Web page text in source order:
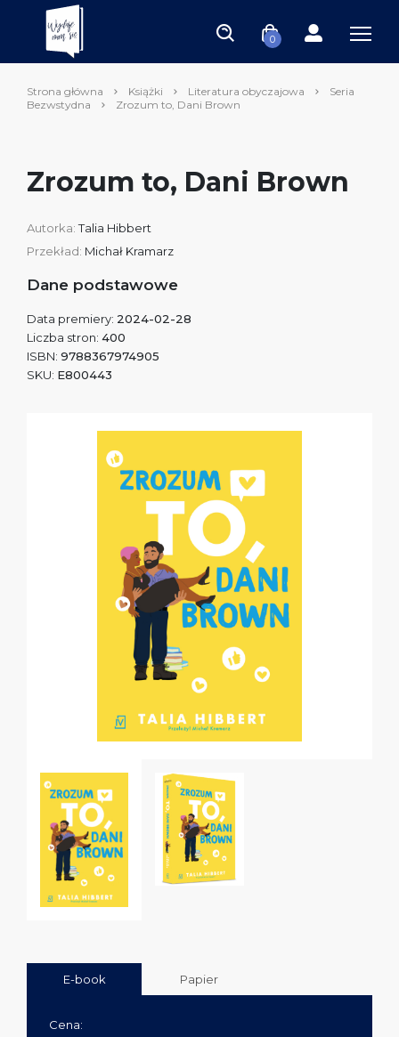
0
Strona główna Książki Literatura obyczajowa
Seria
Bezwstydna
Zrozum to, Dani Brown
Zrozum to, Dani Brown
Autorka:Talia Hibbert
Przekład: Michał Kramarz
Dane podstawowe
Data premiery: 2024-02-28
Liczba stron: 400
ISBN: 9788367974905
SKU: E800443
E-book Papier
Cena: